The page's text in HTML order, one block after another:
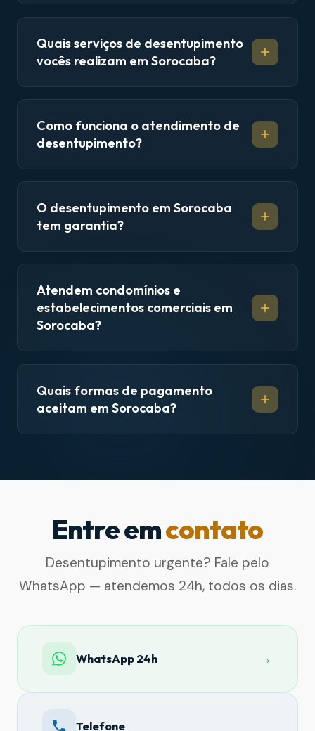
Quais serviços de desentupimento
vocês realizam em Sorocaba?
Como funciona o atendimento de
desentupimento?
O desentupimento em Sorocaba
tem garantia?
Atendem condomínios e
estabelecimentos comerciais em
Sorocaba?
Quais formas de pagamento
aceitam em Sorocaba?
Entre emcontato
Desentupimento urgente? Fale pelo
WhatsApp — atendemos 24h, todos os dias.
WhatsApp 24h →
Telefone